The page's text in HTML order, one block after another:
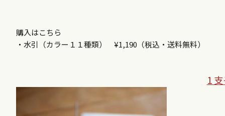
購入はこちら
・水引（カラー１１種類） ¥1,190（税込・送料無料）
1